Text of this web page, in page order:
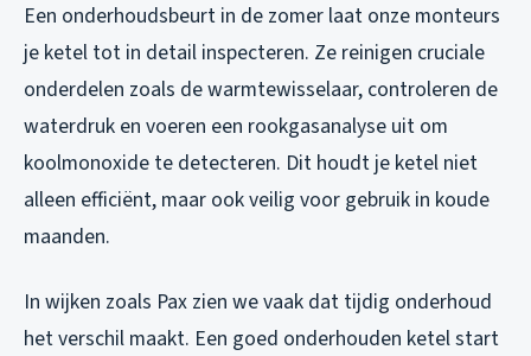
Een onderhoudsbeurt in de zomer laat onze monteurs
je ketel tot in detail inspecteren. Ze reinigen cruciale
onderdelen zoals de warmtewisselaar, controleren de
waterdruk en voeren een rookgasanalyse uit om
koolmonoxide te detecteren. Dit houdt je ketel niet
alleen efficiënt, maar ook veilig voor gebruik in koude
maanden.
In wijken zoals Pax zien we vaak dat tijdig onderhoud
het verschil maakt. Een goed onderhouden ketel start